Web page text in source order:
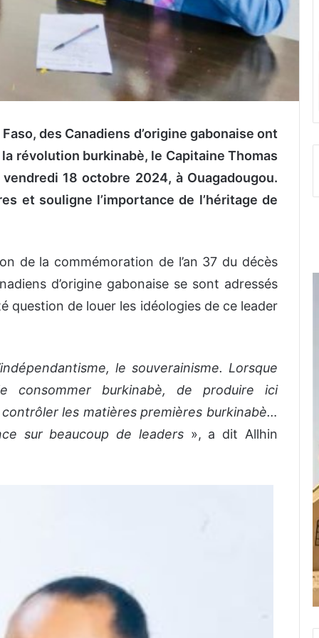
des Canadiens d’origine gabonaise ont
révolution burkinabè, le Capitaine Thomas
18 octobre 2024, à Ouagadougou.
et souligne l’importance de l’héritage de
de la commémoration de l’an 37 du décès
d’origine gabonaise se sont adressés
question de louer les idéologies de ce leader
le souverainisme. Lorsque
consommer burkinabè, de produire ici
les matières premières burkinabè…
sur beaucoup de leaders», a dit Allhin